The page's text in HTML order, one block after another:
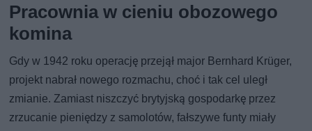
Pracownia w cieniu obozowego
komina
Gdy w 1942 roku operację przejął major Bernhard Krüger,
projekt nabrał nowego rozmachu, choć i tak cel uległ
zmianie. Zamiast niszczyć brytyjską gospodarkę przez
zrzucanie pieniędzy z samolotów, fałszywe funty miały